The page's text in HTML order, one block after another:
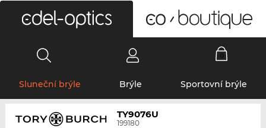
Sluneční brýle Brýle Sportovní brýle
TY9076U
199180